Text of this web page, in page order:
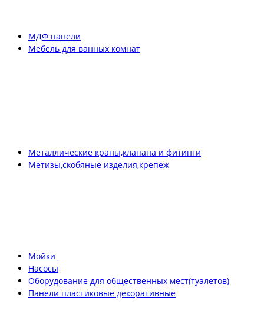
МДФ панели
Мебель для ванных комнат
Металлические краны,клапана и фитинги
Метизы,скобяные изделия,крепеж
Мойки
Насосы
Оборудование для общественных мест(туалетов)
Панели пластиковые декоративные